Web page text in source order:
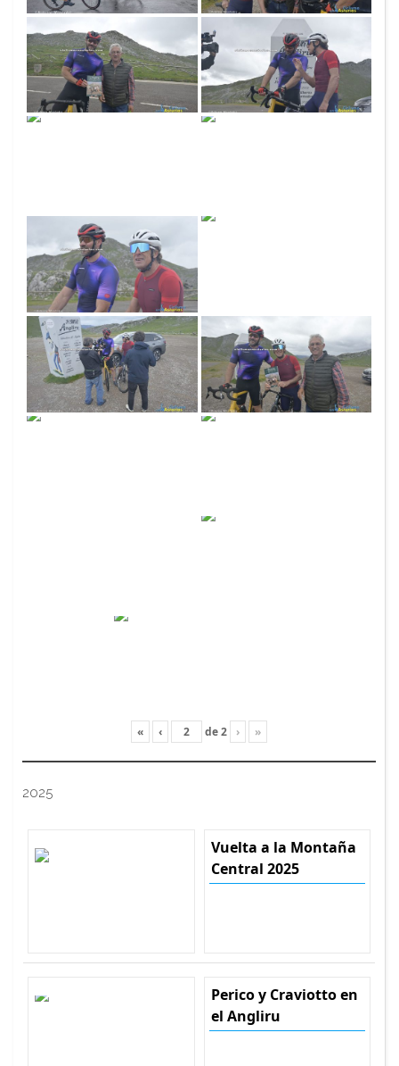
« ‹ de2 › »
2025
Vuelta a la Montaña
Central 2025
Perico y Craviotto en
el Angliru